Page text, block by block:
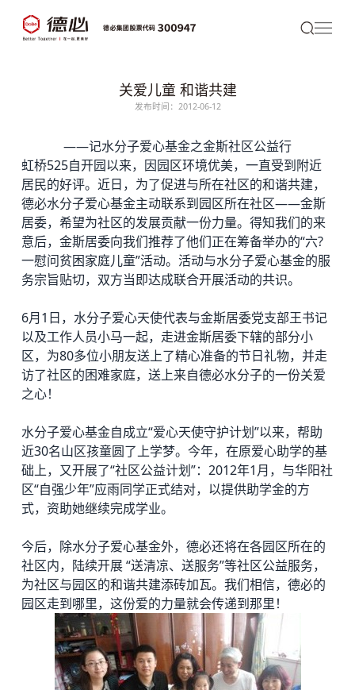
关爱儿童 和谐共建
发布时间：2012-06-12
——记水分子爱心基金之金斯社区公益行
虹桥525自开园以来，因园区环境优美，一直受到附近
居民的好评。近日，为了促进与所在社区的和谐共建，
德必水分子爱心基金主动联系到园区所在社区——金斯
居委，希望为社区的发展贡献一份力量。得知我们的来
意后，金斯居委向我们推荐了他们正在筹备举办的“六?
一慰问贫困家庭儿童”活动。活动与水分子爱心基金的服
务宗旨贴切，双方当即达成联合开展活动的共识。
6月1日，水分子爱心天使代表与金斯居委党支部王书记
以及工作人员小马一起，走进金斯居委下辖的部分小
区，为80多位小朋友送上了精心准备的节日礼物，并走
访了社区的困难家庭，送上来自德必水分子的一份关爱
之心！
水分子爱心基金自成立“爱心天使守护计划”以来，帮助
近30名山区孩童圆了上学梦。今年，在原爱心助学的基
础上，又开展了“社区公益计划”：2012年1月，与华阳社
区“自强少年”应雨同学正式结对，以提供助学金的方
式，资助她继续完成学业。
今后，除水分子爱心基金外，德必还将在各园区所在的
社区内，陆续开展 “送清凉、送服务”等社区公益服务，
为社区与园区的和谐共建添砖加瓦。我们相信，德必的
园区走到哪里，这份爱的力量就会传递到那里！